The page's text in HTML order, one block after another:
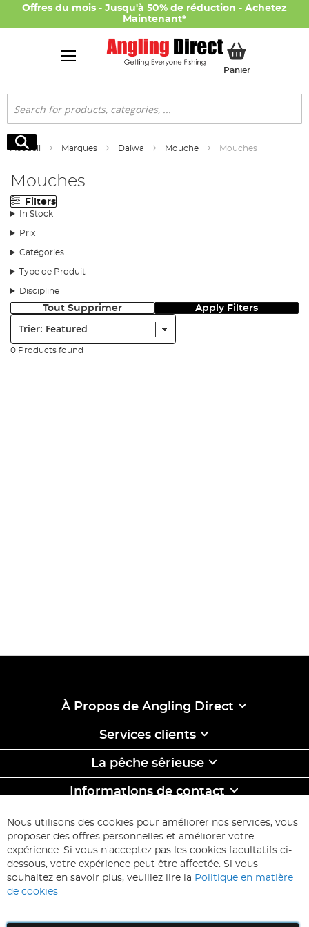
Offres du mois - Jusqu'à 50% de réduction - Achetez
Maintenant*
PanierMon panier
Rechercher
Rechercher
Accueil Marques Daiwa Mouche Mouches
Mouches
Filters
In Stock
Prix
Catégories
Type de Produit
Discipline
Tout Supprimer Apply Filters
0 Products found
À Propos de Angling Direct
Services clients
La pêche sêrieuse
Informations de contact
ABONNEZ-VOUS & ECONOMISEZ
Inscription
à
d’information
:
Inscription
Nous utilisons des cookies pour améliorer nos services, vous
proposer des offres personnelles et améliorer votre
expérience. Si vous n'acceptez pas les cookies facultatifs ci-
dessous, votre expérience peut être affectée. Si vous
souhaitez en savoir plus, veuillez lire la Politique en matière
de cookies